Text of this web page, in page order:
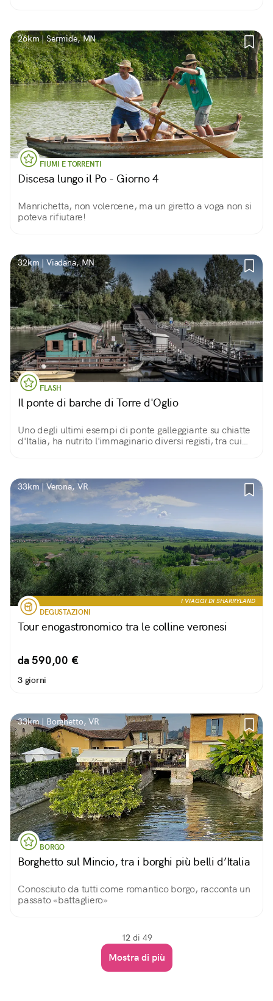
26km | Sermide, MN
FIUMI E TORRENTI
Discesa lungo il Po - Giorno 4
Manrichetta, non volercene, ma un giretto a voga non si
poteva rifiutare!
32km | Viadana, MN
FLASH
Il ponte di barche di Torre d'Oglio
Uno degli ultimi esempi di ponte galleggiante su chiatte
d'Italia, ha nutrito l'immaginario diversi registi, tra cui
33km | Verona, VR
I VIAGGI DI SHARRYLAND
DEGUSTAZIONI
Tour enogastronomico tra le colline veronesi
da 590,00 €
3 giorni
33km | Borghetto, VR
BORGO
Borghetto sul Mincio, tra i borghi più belli d’Italia
Conosciuto da tutti come romantico borgo, racconta un
passato «battagliero»
12 di 49
Mostra di più